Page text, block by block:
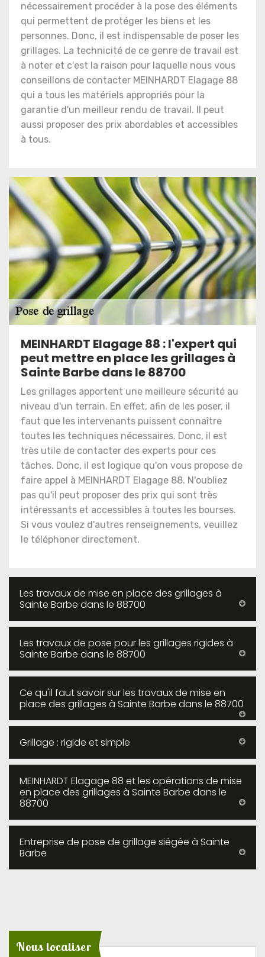
nécessairement procéder à la pose des éléments
qui permettent de protéger les biens et les
personnes. Donc, il est indispensable de poser les
grillages. La technicité de ce genre de travail est
à noter et c'est la raison pour laquelle nous vous
conseillons de contacter MEINHARDT Elagage 88
qui a tous les matériels appropriés pour la
garantie d'un meilleur rendu de travail. Il peut
aussi proposer des prix abordables et accessibles
à tous.
MEINHARDT Elagage 88 : l'expert qui
peut mettre en place les grillages à
Sainte Barbe dans le 88700
Les grillages apportent une meilleure sécurité au
niveau d'un terrain. En effet, afin de les poser, il
faut que les intervenants puissent connaître
toutes les techniques nécessaires. Donc, il est
très utile de contacter des experts pour ces
tâches. Donc, il est logique qu'on vous propose de
faire appel à MEINHARDT Elagage 88. N'oubliez
pas qu'il peut proposer des prix qui sont très
intéressants et accessibles à toutes les bourses.
Si vous voulez d'autres renseignements, veuillez
le téléphoner directement.
Les travaux de mise en place des grillages à
Sainte Barbe dans le 88700
Les travaux de pose pour les grillages rigides à
Sainte Barbe dans le 88700
Ce qu'il faut savoir sur les travaux de mise en
place des grillages à Sainte Barbe dans le 88700
Grillage : rigide et simple
MEINHARDT Elagage 88 et les opérations de mise
en place des grillages à Sainte Barbe dans le
88700
Entreprise de pose de grillage siégée à Sainte
Barbe
Nous localiser